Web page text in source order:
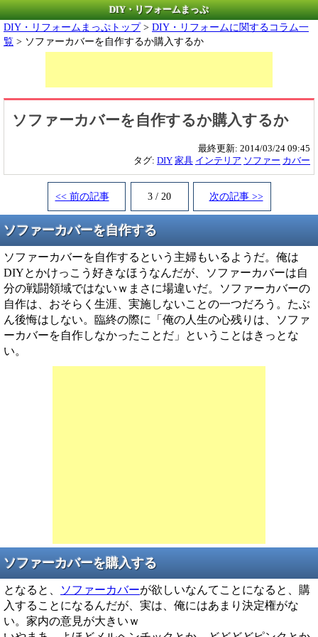
DIY・リフォームまっぷ
DIY・リフォームまっぷトップ> DIY・リフォームに関するコラム一
覧 > ソファーカバーを自作するか購入するか
ソファーカバーを自作するか購入するか
最終更新: 2014/03/24 09:45
タグ: DIY 家具 インテリア ソファー カバー
<< 前の記事 3 / 20 次の記事 >>
ソファーカバーを自作する
ソファーカバーを自作するという主婦もいるようだ。俺は
DIYとかけっこう好きなほうなんだが、ソファーカバーは自
分の戦闘領域ではないｗまさに場違いだ。ソファーカバーの
自作は、おそらく生涯、実施しないことの一つだろう。たぶ
ん後悔はしない。臨終の際に「俺の人生の心残りは、ソファ
ーカバーを自作しなかったことだ」ということはきっとな
い。
ソファーカバーを購入する
となると、 ソファーカバーが欲しいなんてことになると、購
入することになるんだが、実は、俺にはあまり決定権がな
い。家内の意見が大きいｗ